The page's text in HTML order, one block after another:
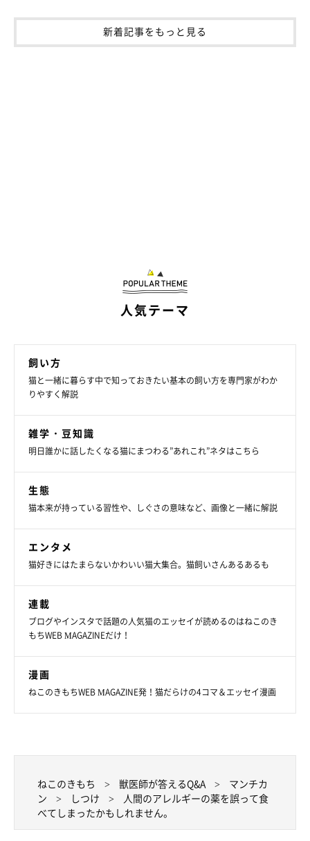
新着記事をもっと見る
人気テーマ
飼い方
猫と一緒に暮らす中で知っておきたい基本の飼い方を専門家がわか
りやすく解説
雑学・豆知識
明日誰かに話したくなる猫にまつわる”あれこれ”ネタはこちら
生態
猫本来が持っている習性や、しぐさの意味など、画像と一緒に解説
エンタメ
猫好きにはたまらないかわいい猫大集合。猫飼いさんあるあるも
連載
ブログやインスタで話題の人気猫のエッセイが読めるのはねこのき
もちWEB MAGAZINEだけ！
漫画
ねこのきもちWEB MAGAZINE発！猫だらけの4コマ＆エッセイ漫画
ねこのきもち 獣医師が答えるQ&A
マンチカ
ン
しつけ
人間のアレルギーの薬を誤って食
べてしまったかもしれません。